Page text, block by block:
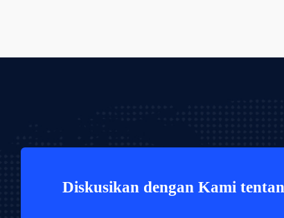
Diskusikan dengan Kami